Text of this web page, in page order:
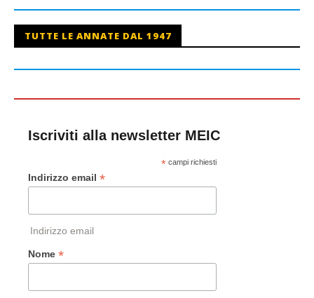
TUTTE LE ANNATE DAL 1947
Iscriviti alla newsletter MEIC
*campi richiesti
Indirizzo email *
Indirizzo email
Nome *